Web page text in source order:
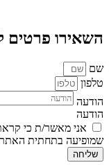
השאירו פרטים
שם
טלפון
הודעה
הודעה
אני מאשר/ת כי
שמופיעה בתחתית
שליחה